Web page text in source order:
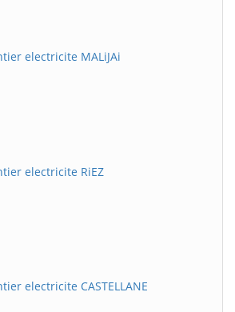
electricite MALiJAi
electricite RiEZ
electricite CASTELLANE